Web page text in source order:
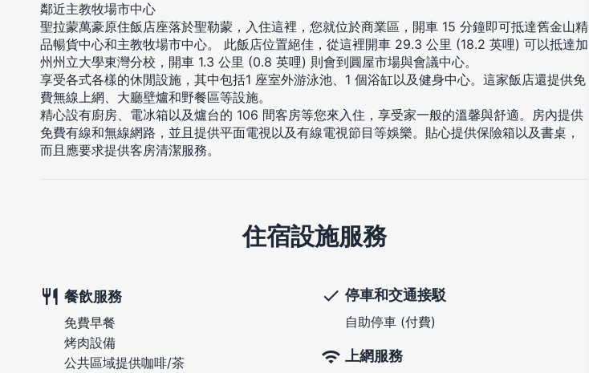
鄰近主教牧場市中心
聖拉蒙萬豪原住飯店座落於聖勒蒙，入住這裡，您就位於商業區，開車 15 分鐘即可抵達舊金山精
品暢貨中心和主教牧場市中心。 此飯店位置絕佳，從這裡開車 29.3 公里 (18.2 英哩) 可以抵達加
州州立大學東灣分校，開車 1.3 公里 (0.8 英哩) 則會到圓屋市場與會議中心。
享受各式各樣的休閒設施，其中包括1 座室外游泳池、1 個浴缸以及健身中心。這家飯店還提供免
費無線上網、大廳壁爐和野餐區等設施。
精心設有廚房、電冰箱以及爐台的 106 間客房等您來入住，享受家一般的溫馨與舒適。房內提供
免費有線和無線網路，並且提供平面電視以及有線電視節目等娛樂。貼心提供保險箱以及書桌，
而且應要求提供客房清潔服務。
住宿設施服務
餐飲服務
免費早餐
烤肉設備
公共區域提供咖啡/茶
停車和交通接駁
自助停車 (付費)
上網服務